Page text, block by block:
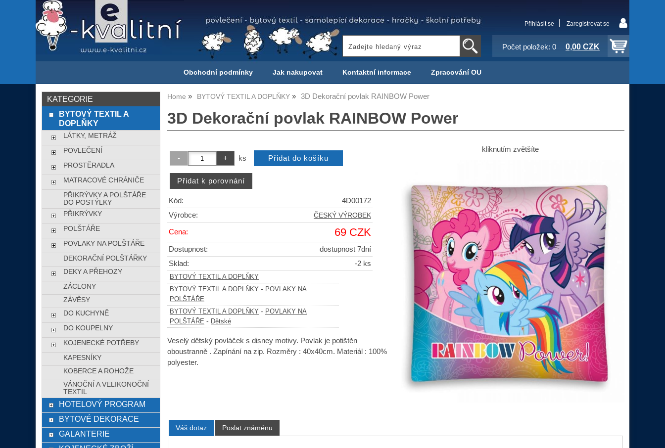
Přihlásit se Zaregistrovat se
Počet položek: 0 0,00 CZK
Obchodní podmínky Jak nakupovat Kontaktní informace Zpracování OU
Home BYTOVÝ TEXTIL A DOPLŇKY 3D Dekorační povlak RAINBOW Power
3D Dekorační povlak RAINBOW Power
kliknutím zvětšíte
ks
Kód:
4D00172
Výrobce:
ČESKÝ VÝROBEK
Cena: 69 CZK
Dostupnost:
dostupnost 7dní
Sklad:
-2 ks
BYTOVÝ TEXTIL A DOPLŇKY
BYTOVÝ TEXTIL A DOPLŇKY - POVLAKY NA
POLŠTÁŘE
BYTOVÝ TEXTIL A DOPLŇKY - POVLAKY NA
POLŠTÁŘE - Dětské
Veselý dětský povláček s disney motivy. Povlak je potištěn
oboustranně . Zapínání na zip. Rozměry : 40x40cm. Materiál : 100%
polyester.
Váš dotaz Poslat známénu
KATEGORIE
BYTOVÝ TEXTIL A
DOPLŇKY
LÁTKY, METRÁŽ
POVLEČENÍ
PROSTĚRADLA
MATRACOVÉ CHRÁNIČE
PŘIKRÝVKY A POLŠTÁŘE
DO POSTÝLKY
PŘIKRÝVKY
POLŠTÁŘE
POVLAKY NA POLŠTÁŘE
DEKORAČNÍ POLŠTÁŘKY
DEKY A PŘEHOZY
ZÁCLONY
ZÁVĚSY
DO KUCHYNĚ
DO KOUPELNY
KOJENECKÉ POTŘEBY
KAPESNÍKY
KOBERCE A ROHOŽE
VÁNOČNÍ A VELIKONOČNÍ
TEXTIL
HOTELOVÝ PROGRAM
BYTOVÉ DEKORACE
GALANTERIE